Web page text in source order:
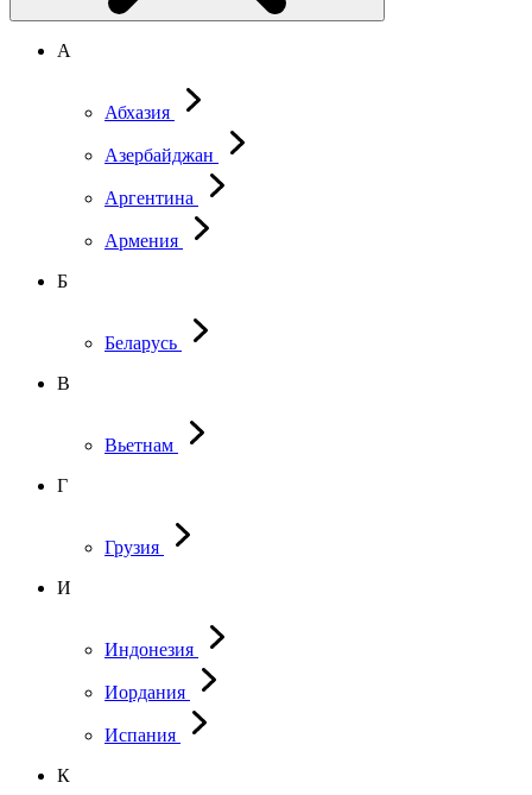
А
Абхазия
Азербайджан
Аргентина
Армения
Б
Беларусь
В
Вьетнам
Г
Грузия
И
Индонезия
Иордания
Испания
К